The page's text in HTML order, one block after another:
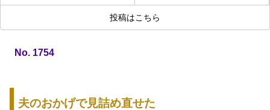
投稿はこちら
No. 1754
夫のおかげで見詰め直せた